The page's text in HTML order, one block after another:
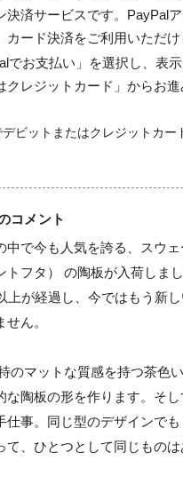
決済サービスです。PayPal
ード決済をご利用いただけ
でお支払い」を選択し、表
クレジットカード」からお進
コメント
中で今も人気を誇る、スウ
トフタ） の陶板が入荷しま
上が経過し、今ではもう新
ん。
のマットな質感を持つ茶色
な陶板の形を作ります。そ
仕事。同じ型のデザインで
て、ひとつとして同じもの